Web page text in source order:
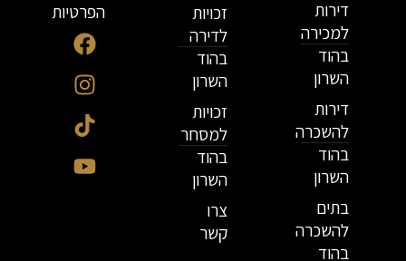
דירות
למכירה
בהוד
השרון
דירות
להשכרה
בהוד
השרון
בתים
להשכרה
בהוד
זכויות
לדירה
בהוד
השרון
זכויות
למסחר
בהוד
השרון
צרו
קשר
הפרטיות